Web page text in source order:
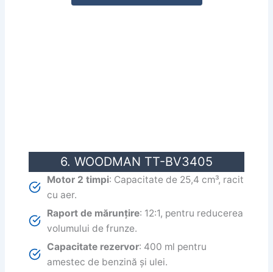
6. WOODMAN TT-BV3405
Motor 2 timpi: Capacitate de 25,4 cm³, racit
cu aer.
Raport de mărunțire: 12:1, pentru reducerea
volumului de frunze.
Capacitate rezervor: 400 ml pentru
amestec de benzină și ulei.